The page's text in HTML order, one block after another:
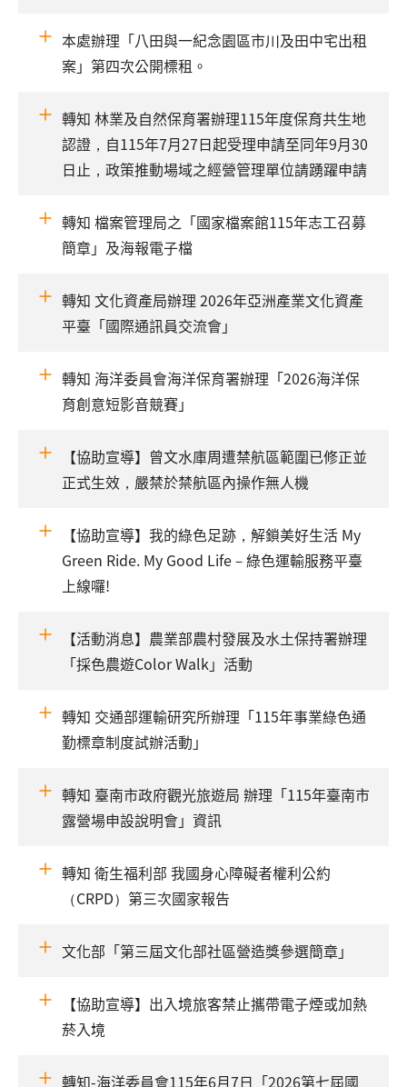
本處辦理「八田與一紀念園區市川及田中宅出租
案」第四次公開標租。
轉知 林業及自然保育署辦理115年度保育共生地
認證，自115年7月27日起受理申請至同年9月30
日止，政策推動場域之經營管理單位請踴躍申請
轉知 檔案管理局之「國家檔案館115年志工召募
簡章」及海報電子檔
轉知 文化資產局辦理 2026年亞洲產業文化資產
平臺「國際通訊員交流會」
轉知 海洋委員會海洋保育署辦理「2026海洋保
育創意短影音競賽」
【協助宣導】曾文水庫周遭禁航區範圍已修正並
正式生效，嚴禁於禁航區內操作無人機
【協助宣導】我的綠色足跡，解鎖美好生活 My
Green Ride. My Good Life－綠色運輸服務平臺
上線囉!
【活動消息】農業部農村發展及水土保持署辦理
「採色農遊Color Walk」活動
轉知 交通部運輸研究所辦理「115年事業綠色通
勤標章制度試辦活動」
轉知 臺南市政府觀光旅遊局 辦理「115年臺南市
露營場申設說明會」資訊
轉知 衛生福利部 我國身心障礙者權利公約
（CRPD）第三次國家報告
文化部「第三屆文化部社區營造獎參選簡章」
【協助宣導】出入境旅客禁止攜帶電子煙或加熱
菸入境
轉知-海洋委員會115年6月7日「2026第七屆國